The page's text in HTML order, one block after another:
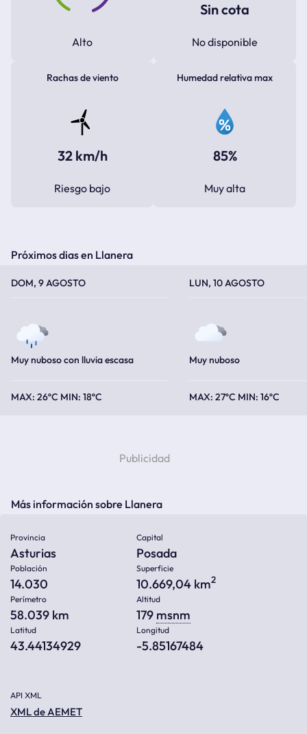
Alto
Sin cota
No disponible
Rachas de viento
32 km/h
Riesgo bajo
Humedad relativa max
85%
Muy alta
Próximos dias en Llanera
DOM, 9 AGOSTO
Muy nuboso con lluvia escasa
26ºC 18ºC
LUN, 10 AGOSTO
Muy nuboso
27ºC 16ºC
Más información sobre Llanera
Provincia
Asturias
Capital
Posada
Población
14.030
Superficie
10.669,04 km2
Perímetro
58.039 km
Altitud
179 msnm
Latitud
43.44134929
Longitud
-5.85167484
API XML
XML de AEMET